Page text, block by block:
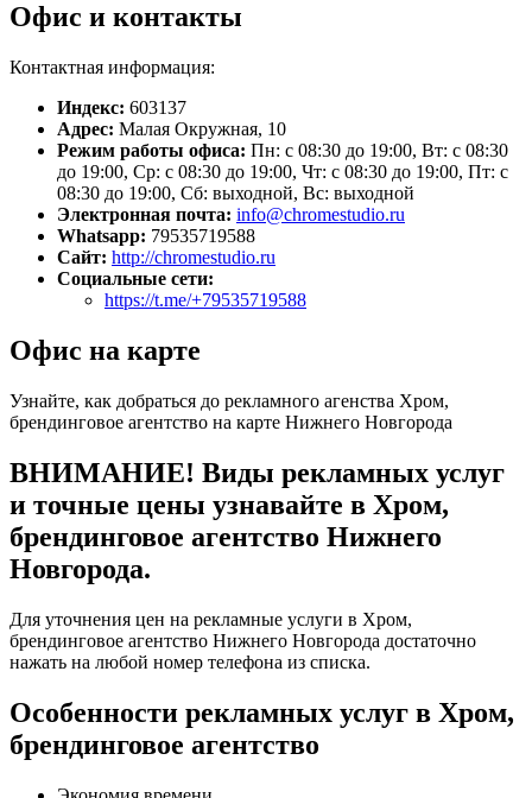
Офис и контакты
Контактная информация:
Индекс: 603137
Адрес: Малая Окружная, 10
Режим работы офиса: Пн: с 08:30 до 19:00, Вт: с 08:30
до 19:00, Ср: с 08:30 до 19:00, Чт: с 08:30 до 19:00, Пт: с
08:30 до 19:00, Сб: выходной, Вс: выходной
Электронная почта: info@chromestudio.ru
Whatsapp: 79535719588
Сайт: http://chromestudio.ru
Социальные сети:
https://t.me/+79535719588
Офис на карте
Узнайте, как добраться до рекламного агенства Хром,
брендинговое агентство на карте Нижнего Новгорода
ВНИМАНИЕ! Виды рекламных услуг
и точные цены узнавайте в Хром,
брендинговое агентство Нижнего
Новгорода.
Для уточнения цен на рекламные услуги в Хром,
брендинговое агентство Нижнего Новгорода достаточно
нажать на любой номер телефона из списка.
Особенности рекламных услуг в Хром,
брендинговое агентство